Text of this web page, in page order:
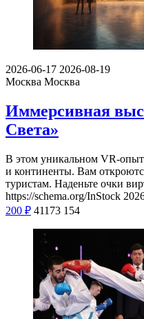
2026-06-17 2026-08-19
Москва Москва
Иммерсивная
Света»
В этом уникальном VR-
и континенты. Вам
туристам. Наденьте очки
https://schema.org/InStock
200 ₽ 41173 154